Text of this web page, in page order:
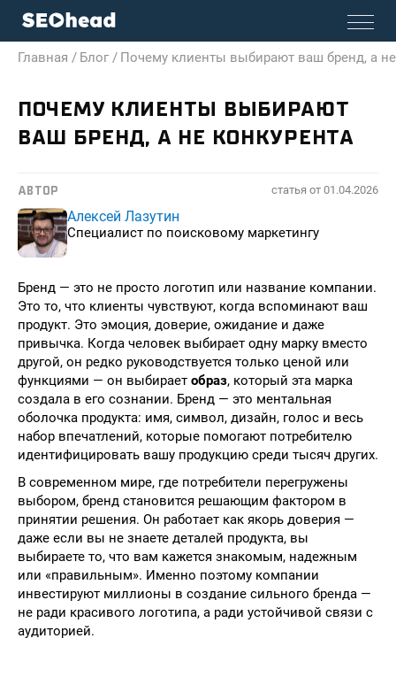
Главная / Блог / Почему клиенты выбирают ваш бренд, а не
ПОЧЕМУ КЛИЕНТЫ ВЫБИРАЮТ
ВАШ БРЕНД, А НЕ КОНКУРЕНТА
АВТОР статья от 01.04.2026
Алексей Лазутин
Специалист по поисковому маркетингу
Бренд — это не просто логотип или название компании.
Это то, что клиенты чувствуют, когда вспоминают ваш
продукт. Это эмоция, доверие, ожидание и даже
привычка. Когда человек выбирает одну марку вместо
другой, он редко руководствуется только ценой или
функциями — он выбирает образ, который эта марка
создала в его сознании. Бренд — это ментальная
оболочка продукта: имя, символ, дизайн, голос и весь
набор впечатлений, которые помогают потребителю
идентифицировать вашу продукцию среди тысяч других.
В современном мире, где потребители перегружены
выбором, бренд становится решающим фактором в
принятии решения. Он работает как якорь доверия —
даже если вы не знаете деталей продукта, вы
выбираете то, что вам кажется знакомым, надежным
или «правильным». Именно поэтому компании
инвестируют миллионы в создание сильного бренда —
не ради красивого логотипа, а ради устойчивой связи с
аудиторией.